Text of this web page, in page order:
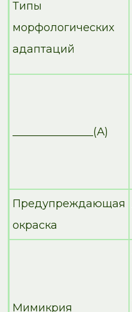
Типы
морфологических
адаптаций
_______________(А)
Предупреждающая
окраска
Мимикрия